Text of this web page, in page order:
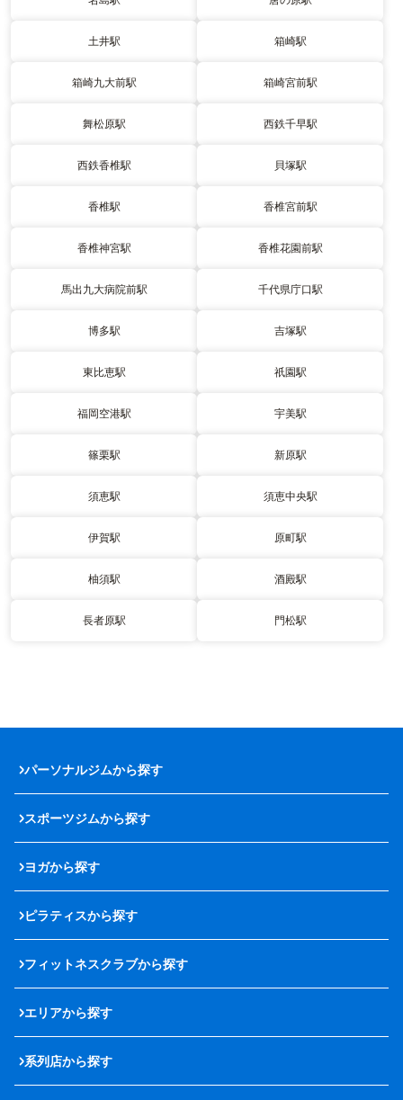
土井駅 箱崎駅
箱崎九大前駅 箱崎宮前駅
舞松原駅 西鉄千早駅
西鉄香椎駅 貝塚駅
香椎駅 香椎宮前駅
香椎神宮駅 香椎花園前駅
馬出九大病院前駅 千代県庁口駅
博多駅 吉塚駅
東比恵駅 祇園駅
福岡空港駅 宇美駅
篠栗駅 新原駅
須恵駅 須恵中央駅
伊賀駅 原町駅
柚須駅 酒殿駅
長者原駅 門松駅
パーソナルジムから探す
スポーツジムから探す
ヨガから探す
ピラティスから探す
フィットネスクラブから探す
エリアから探す
系列店から探す